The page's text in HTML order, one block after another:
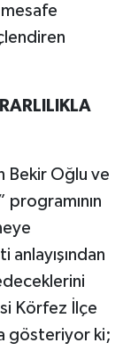
Bekir Oğlu ve
programının
anlayışından
Körfez İlçe
gösteriyor ki;